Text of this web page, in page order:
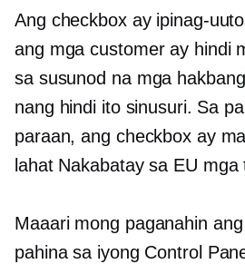
Ang checkbox ay ipinag-
ang mga customer ay hindi
sa susunod na mga
nang hindi ito sinusuri. Sa
paraan, ang checkbox ay
lahat Nakabatay sa EU mga
Maaari mong paganahin
pahina sa iyong Control